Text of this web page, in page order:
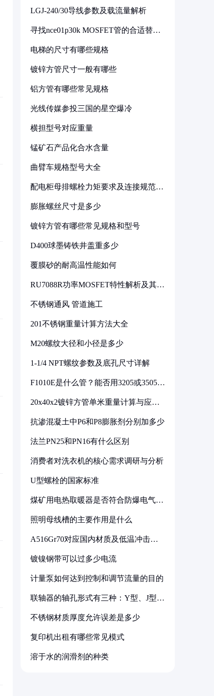
LGJ-240/30导线参数及载流量解析
寻找nce01p30k MOSFET管的合适替代
电梯的尺寸有哪些规格
镀锌方管尺寸一般有哪些
铝方管有哪些常见规格
光线传媒参投三国的星空爆冷
横担型号对应重量
锰矿石产品化合水含量
曲臂车规格型号大全
配电柜母排螺栓力矩要求及连接规范详
膨胀螺丝尺寸是多少
镀锌方管有哪些常见规格和型号
D400球墨铸铁井盖重多少
覆膜砂的耐高温性能如何
RU7088R功率MOSFET特性解析及其在
不锈钢通风 管道施工
201不锈钢重量计算方法大全
M20螺纹大径和小径是多少
1-1/4 NPT螺纹参数及底孔尺寸详解
F1010E是什么管？能否用3205或3505代
20x40x2镀锌方管单米重量计算与应用
抗渗混凝土中P6和P8膨胀剂分别加多少
法兰PN25和PN16有什么区别
消费者对洗衣机的核心需求调研与分析
U型螺栓的国家标准
煤矿用电热取暖器是否符合防爆电气设
照明母线槽的主要作用是什么
A516Gr70对应国内材质及低温冲击要
镀镍钢带可以过多少电流
计量泵如何达到控制和调节流量的目的
联轴器的轴孔形式有三种：Y型、J型、
不锈钢材质厚度允许误差是多少
复印机出租有哪些常见模式
溶于水的润滑剂的种类